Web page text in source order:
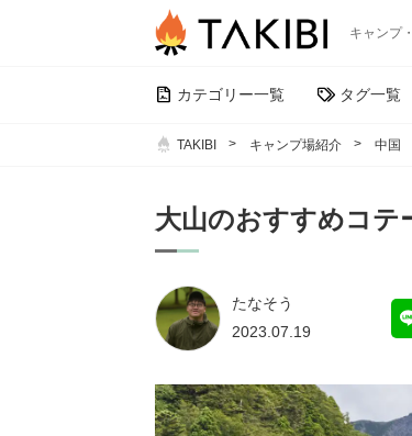
キャンプ
カテゴリー一覧 タグ一覧
TAKIBI キャンプ場紹介 中国
大山のおすすめコテ
たなそう
2023.07.19